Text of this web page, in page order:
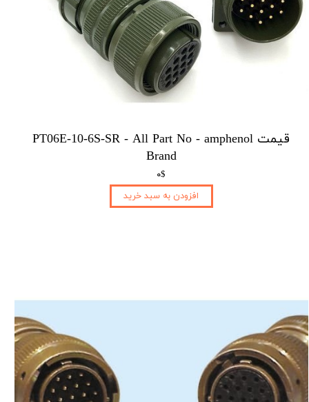
قیمت PT06E-10-6S-SR - All Part No - amphenol
Brand
۰$
افزودن به سبد خرید